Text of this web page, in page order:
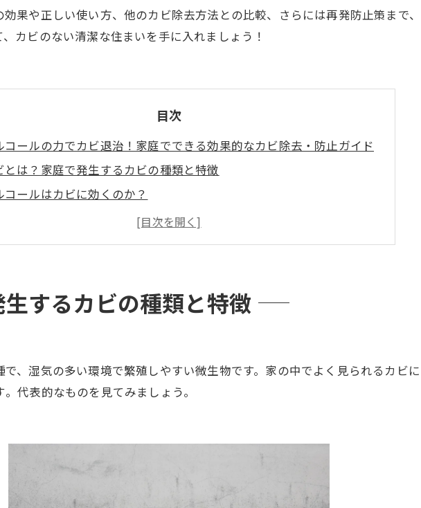
果や正しい使い方、他のカビ除去方法との比較、さらには再発防止策まで
カビのない清潔な住まいを手に入れましょう！
目次
コールの力でカビ退治！家庭でできる効果的なカビ除去・防止ガイド
とは？家庭で発生するカビの種類と特徴
コールはカビに効くのか？
コールの使い方と効果的なカビ除去方法
コールと他のカビ除去方法の比較
コールでは除去できないカビへの対処法
め：アルコールの正しい使い方でカビを撃退！
するカビの種類と特徴
、湿気の多い環境で繁殖しやすい微生物です。家の中でよく見られるカビ
代表的なものを見てみましょう。